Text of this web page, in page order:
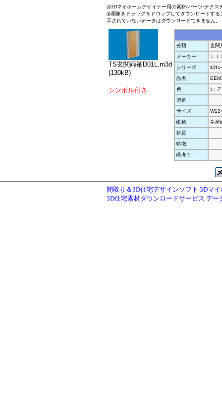
◎3Dマイホームデザイナー用の素材(パーツ/テクス
◎画像をドラッグ＆ドロップしてダウンロードす
示されていないデータはダウンロードできません。
TS玄関両袖D01L.m3d
(130kB)
シンボル付き
分類
玄関
メーカー
ＬＩ
シリーズ
ｴｽｷｭ
品名
色
ｻﾆｰﾌ
型番
サイズ
価格
生産
材質
特徴
備考１
間取り＆3D住宅デザインソフト 3Dマ
3D住宅素材ダウンロードサービス デー